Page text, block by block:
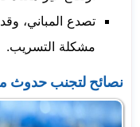
تصدع المباني،
مشكلة التسريب.
نصائح لتجنب حدوث